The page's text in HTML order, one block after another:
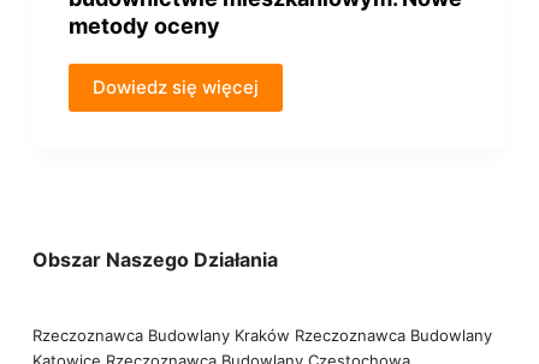
metody oceny
Dowiedz się więcej
Obszar Naszego Działania
Rzeczoznawca Budowlany Kraków Rzeczoznawca Budowlany